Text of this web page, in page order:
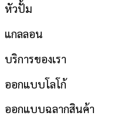
หัวปั้ม
แกลลอน
บริการของเรา
ออกแบบโลโก้
ออกแบบฉลากสินค้า